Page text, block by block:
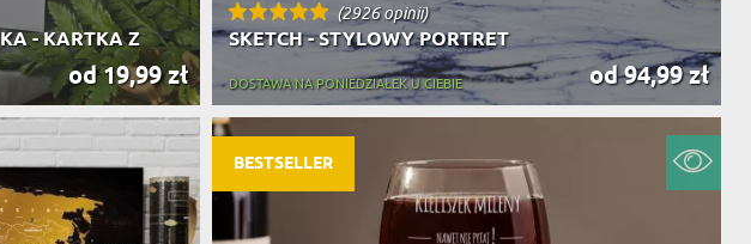
- KARTKA Z
od 19,99 zł
(2926 opinii)
SKETCH - STYLOWY PORTRET
od 94,99 zł
DOSTAWA NA PONIEDZIAŁEK U CIEBIE
BESTSELLER